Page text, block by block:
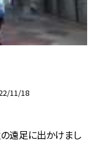
11/18
の遠足に出かけまし